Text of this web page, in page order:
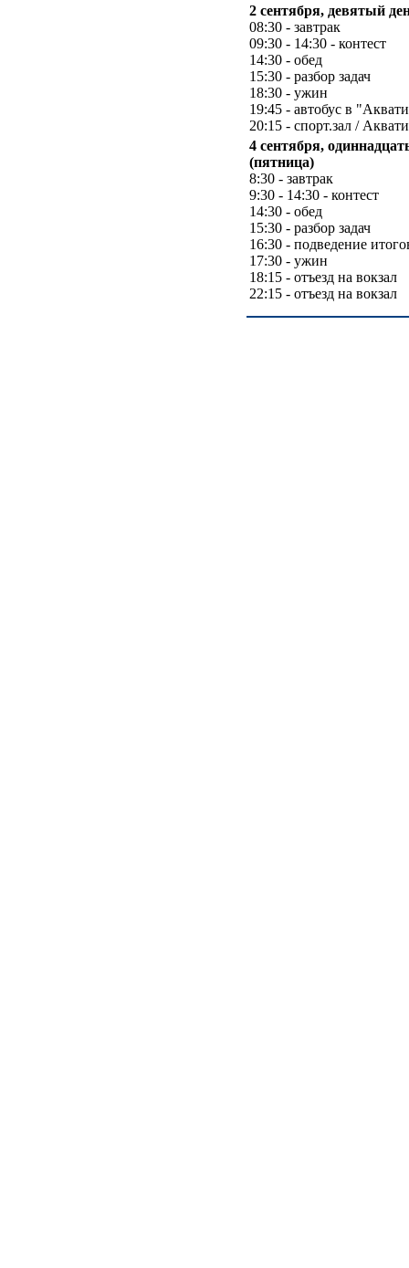
2 сентября, девятый
08:30 - завтрак
09:30 - 14:30 - контест
14:30 - обед
15:30 - разбор задач
18:30 - ужин
19:45 - автобус в
20:15 - спорт.зал /
4 сентября,
(пятница)
8:30 - завтрак
9:30 - 14:30 - контест
14:30 - обед
15:30 - разбор задач
16:30 - подведение
17:30 - ужин
18:15 - отъезд на вокзал
22:15 - отъезд на вокзал